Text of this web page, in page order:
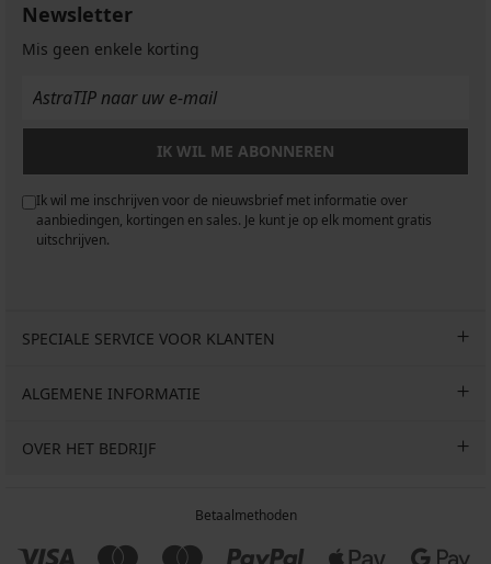
Newsletter
Mis geen enkele korting
IK WIL ME ABONNEREN
Ik wil me inschrijven voor de nieuwsbrief met informatie over
aanbiedingen, kortingen en sales. Je kunt je op elk moment gratis
uitschrijven.
SPECIALE SERVICE VOOR KLANTEN
ALGEMENE INFORMATIE
OVER HET BEDRIJF
Betaalmethoden